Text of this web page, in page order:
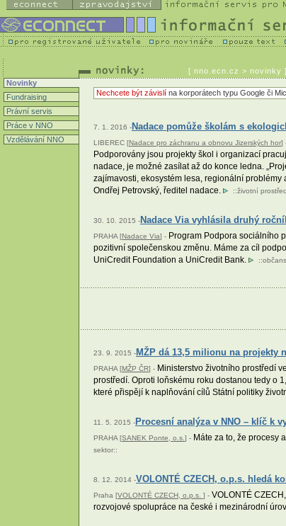
[ nno.ecn.cz > novinky ]
Novinky
Fundraising
Právní servis
Práce v NNO
Vzdělávání NNO
Nechcete být závislí na korporátech typu Google či
7. 1. 2016 -Nadace pomůže školám s
LIBEREC [Nadace pro záchranu a obnovu Jizerských hor]
Podporovány jsou projekty škol i organizací
nadace, je možné zasílat až do konce ledna.
zajímavosti, ekosystém lesa, regionální
Ondřej Petrovský, ředitel nadace.
::životní
30. 10. 2015 -Nadace Via vyhlásila druhý
PRAHA [Nadace Via] - Program Podpora sociálního
pozitivní společenskou změnu. Máme za cíl
UniCredit Foundation a UniCredit Bank.
::
23. 9. 2015 -MŽP dá 13,5 milionu na projekty
PRAHA [MŽP ČR] - Ministerstvo životního prostředí
prostředí. Oproti loňskému roku dostanou tedy o
které přispějí k naplňování cílů Státní politiky
11. 5. 2015 -Procesní analýza v NNO – klíč k
PRAHA [SANEK Ponte, o.s.] - Máte za to, že procesy
sektor::
8. 12. 2014 -VOLONTÉ CZECH, o.p.s. hledá
Praha [VOLONTÉ CZECH, o.p.s. ] - VOLONTÉ
rozvojové spolupráce na české i mezinárodní